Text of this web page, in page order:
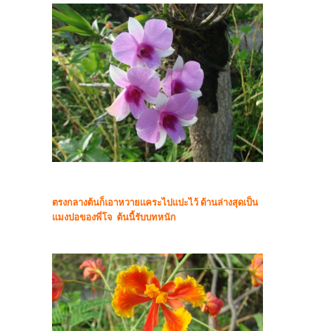
ตรงกลางต้นก็เอาหวายแคระไปแปะไว้ ด้านล่างสุดเป็น
แมงปอของพี่โจ ต้นนี้รับบทหนัก